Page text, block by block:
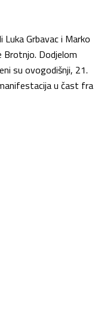
Grbavac i Marko
Brotnjo. Dodjelom
su ovogodišnji, 21.
u čast fra